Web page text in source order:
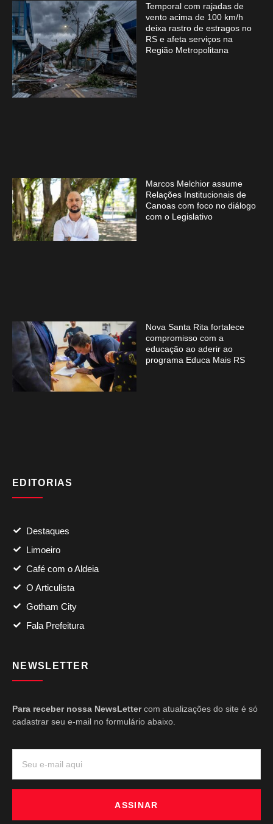
Temporal com rajadas de
vento acima de 100 km/h
deixa rastro de estragos no
RS e afeta serviços na
Região Metropolitana
Marcos Melchior assume
Relações Institucionais de
Canoas com foco no diálogo
com o Legislativo
Nova Santa Rita fortalece
compromisso com a
educação ao aderir ao
programa Educa Mais RS
EDITORIAS
Destaques
Limoeiro
Café com o Aldeia
O Articulista
Gotham City
Fala Prefeitura
NEWSLETTER
Para receber nossa NewsLettercom atualizações do site é só
cadastrar seu e-mail no formulário abaixo.
ASSINAR